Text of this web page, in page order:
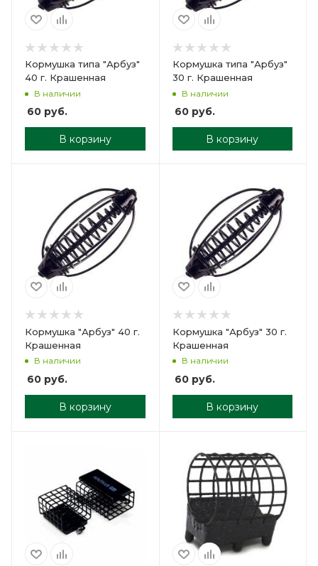
Кормушка типа "Арбуз"
40 г. Крашенная
В наличии
60 руб.
В корзину
Кормушка типа "Арбуз"
30 г. Крашенная
В наличии
60руб.
В корзину
Кормушка "Арбуз" 40 г.
Крашенная
В наличии
60 руб.
В корзину
Кормушка "Арбуз" 30 г.
Крашенная
В наличии
60руб.
В корзину